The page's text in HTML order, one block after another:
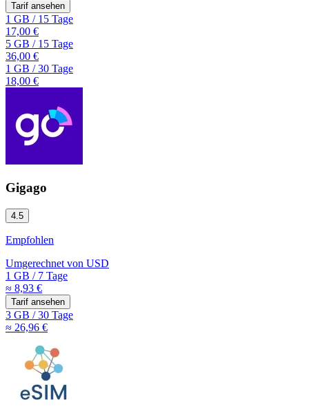
Tarif ansehen
1 GB /15 Tage
17,00 €
5 GB /15 Tage
36,00 €
1 GB /30 Tage
18,00 €
Gigago
4.5
Empfohlen
Umgerechnet von USD
1 GB /7 Tage
≈ 8,93 €
Tarif ansehen
3 GB /30 Tage
≈ 26,96 €